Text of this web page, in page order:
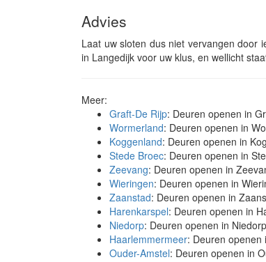
Advies
Laat uw sloten dus niet vervangen door
in Langedijk voor uw klus, en wellicht
Meer:
Graft-De Rijp: Deuren openen in
Wormerland: Deuren openen in
Koggenland: Deuren openen in
Stede Broec: Deuren openen in
Zeevang: Deuren openen in
Wieringen: Deuren openen in
Zaanstad: Deuren openen in
Harenkarspel: Deuren openen in
Niedorp: Deuren openen in Niedorp
Haarlemmermeer: Deuren
Ouder-Amstel: Deuren openen in